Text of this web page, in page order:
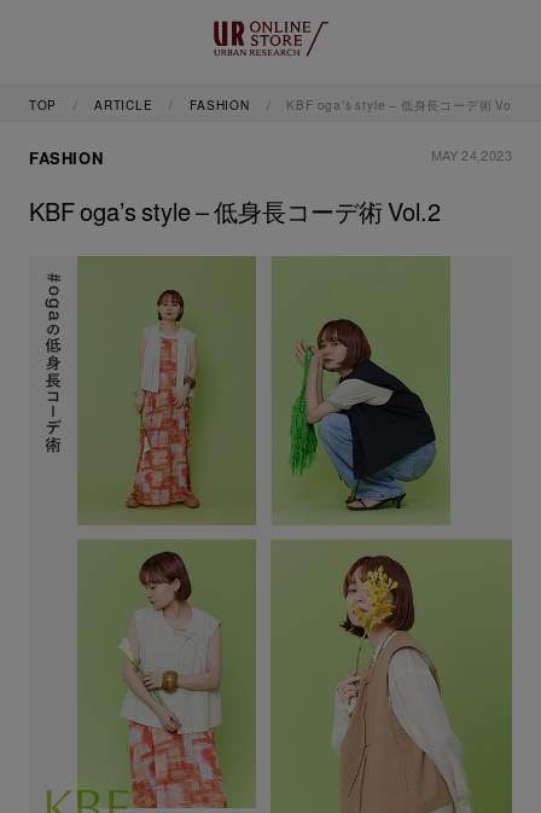
TOP ARTICLE FASHION KBF oga’s style – 低身長コーデ術 Vol.2
FASHION MAY 24,2023
KBF oga’s style – 低身長コーデ術 Vol.2